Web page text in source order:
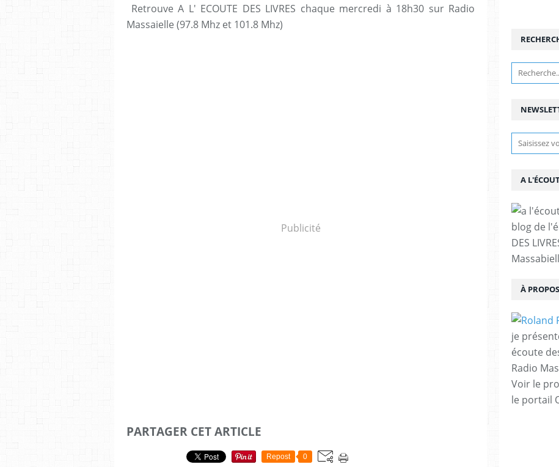
Retrouve A L' ECOUTE DES LIVRES chaque mercredi à 18h30 sur Radio
Massaielle (97.8 Mhz et 101.8 Mhz)
Publicité
PARTAGER CET ARTICLE
Repost 0
A
blog de
DES
À PROPOS
je
écoute
Radio
Voir le
le portail